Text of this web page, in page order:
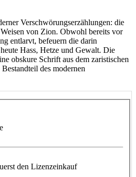
Verschwörungserzählungen: die
von Zion. Obwohl bereits vor
entlarvt, befeuern die darin
Hass, Hetze und Gewalt. Die
obskure Schrift aus dem zaristischen
des modernen
den Lizenzeinkauf